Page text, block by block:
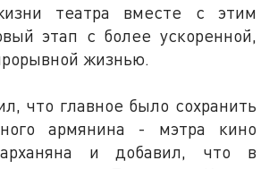
театра вместе с этим
этап с более ускоренной,
жизнью.
что главное было сохранить
армянина - мэтра кино
и добавил, что в